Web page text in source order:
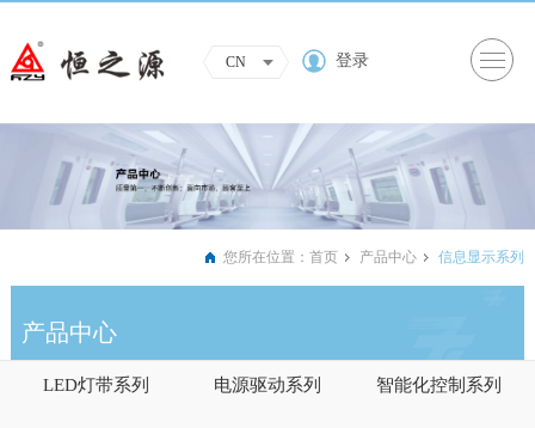
CN 登录
您所在位置：首页 产品中心 信息显示系列
产品中心
LED灯带系列 电源驱动系列 智能化控制系列